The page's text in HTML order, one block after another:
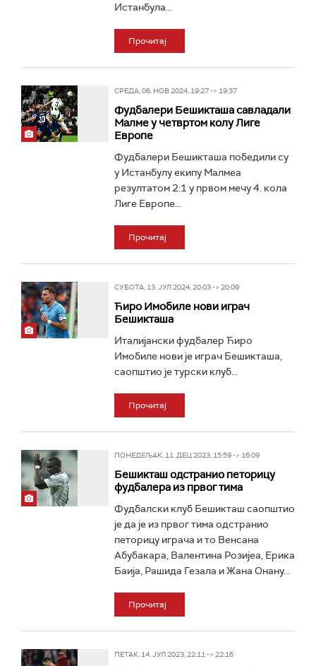
Истанбула...
Прочитај
СРЕДА, 06. НОВ 2024, 19:27 -> 19:37
Фудбалери Бешикташа савладали
Малме у четвртом колу Лиге
Европе
Фудбалери Бешикташа победили су
у Истанбулу екипу Малмеа
резултатом 2:1 у првом мечу 4. кола
Лиге Европе...
Прочитај
СУБОТА, 13. ЈУЛ 2024, 20:03 -> 20:09
Ћиро Имобиле нови играч
Бешикташа
Италијански фудбалер Ћиро
Имобиле нови је играч Бешикташа,
саопштио је турски клуб...
Прочитај
ПОНЕДЕЉАК, 11. ДЕЦ 2023, 15:59 -> 16:09
Бешикташ одстранио петорицу
фудбалера из првог тима
Фудбалски клуб Бешикташ саопштио
је да је из првог тима одстранио
петорицу играча и то Венсана
Абубакара, Валентина Розијеа, Ерика
Баија, Рашида Гезала и Жана Онану...
Прочитај
ПЕТАК, 14. ЈУЛ 2023, 22:11 -> 22:16